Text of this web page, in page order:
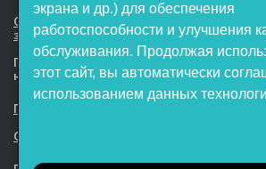
ООО НТП «ЭнергияЛаб». Все права
защищены.
Представленная на сайте информация
не является публичной офертой
Пользовательское соглашение
Согласие на обработку персональных
экрана и др.) для обеспечения
работоспособности и улучшения
обслуживания. Продолжая
этот сайт, вы автоматически
использованием данных